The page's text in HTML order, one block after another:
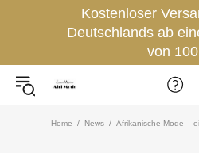
Kostenloser
Deutschlands ab
von
Home News Afrikanische Mode –